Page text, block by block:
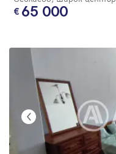
65 000